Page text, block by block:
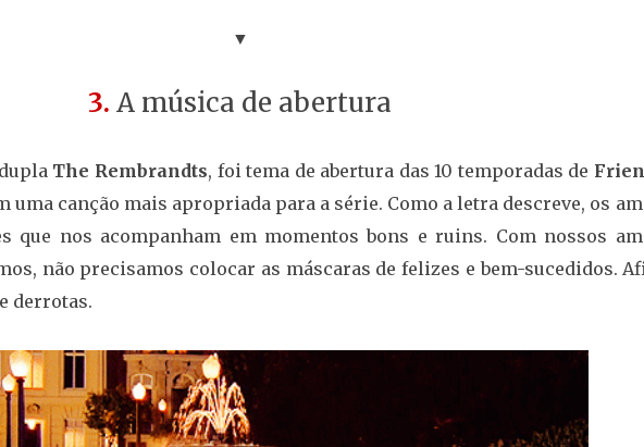
▼
3. A música de abertura
The Rembrandts, foi tema de abertura das 10 temporadas de
uma canção mais apropriada para a série. Como a letra descreve, os
que nos acompanham em momentos bons e ruins. Com nossos
não precisamos colocar as máscaras de felizes e bem-sucedidos.
derrotas.